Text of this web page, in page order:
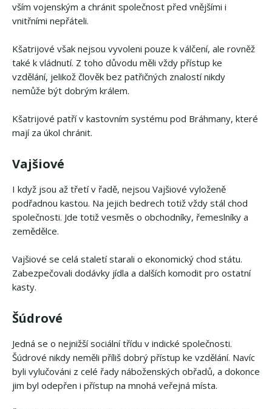
vším vojenským a chránit společnost před vnějšími i
vnitřními nepřáteli.
Kšatrijové však nejsou vyvoleni pouze k válčení, ale rovněž
také k vládnutí. Z toho důvodu měli vždy přístup ke
vzdělání, jelikož člověk bez patřičných znalostí nikdy
nemůže být dobrým králem.
Kšatrijové patří v kastovním systému pod Bráhmany, které
mají za úkol chránit.
Vajšiové
I když jsou až třetí v řadě, nejsou Vajšiové vyloženě
podřadnou kastou. Na jejich bedrech totiž vždy stál chod
společnosti. Jde totiž vesměs o obchodníky, řemeslníky a
zemědělce.
Vajšiové se celá staletí starali o ekonomický chod státu.
Zabezpečovali dodávky jídla a dalších komodit pro ostatní
kasty.
Šúdrové
Jedná se o nejnižší sociální třídu v indické společnosti.
Šúdrové nikdy neměli příliš dobrý přístup ke vzdělání. Navíc
byli vylučováni z celé řady náboženských obřadů, a dokonce
jim byl odepřen i přístup na mnohá veřejná místa.